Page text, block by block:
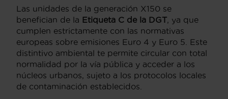
Las unidades de la generación X150 se
benefician de la Etiqueta C de la DGT, ya que
cumplen estrictamente con las normativas
europeas sobre emisiones Euro 4 y Euro 5.
Este
distintivo ambiental te permite circular con total
normalidad por la vía pública y acceder a los
núcleos urbanos, sujeto a los protocolos locales
de contaminación establecidos.